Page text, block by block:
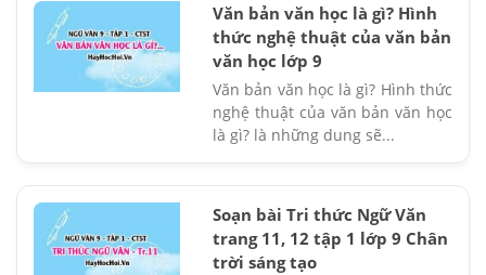
Văn bản văn học là gì? Hình
thức nghệ thuật của văn bản
văn học lớp 9
Văn bản văn học là gì? Hình thức
nghệ thuật của văn bản văn học
là gì? là những dung sẽ...
Soạn bài Tri thức Ngữ Văn
trang 11, 12 tập 1 lớp 9 Chân
trời sáng tạo